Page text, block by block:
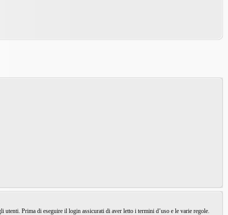
utenti. Prima di eseguire il login assicurati di aver letto i termini d’uso e le varie regole.